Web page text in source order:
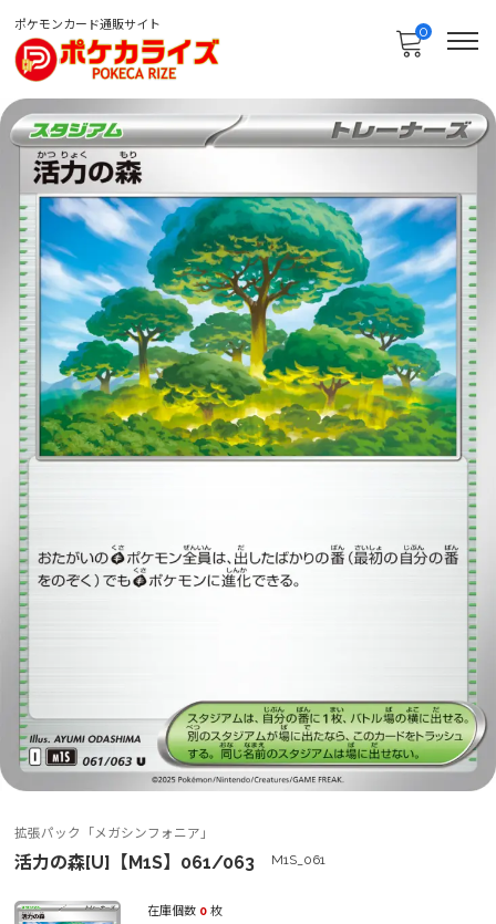
ポケモンカード通販サイト 0
拡張パック「メガシンフォニア」
活力の森[U]【M1S】061/063 M1S_061
在庫個数 0 枚